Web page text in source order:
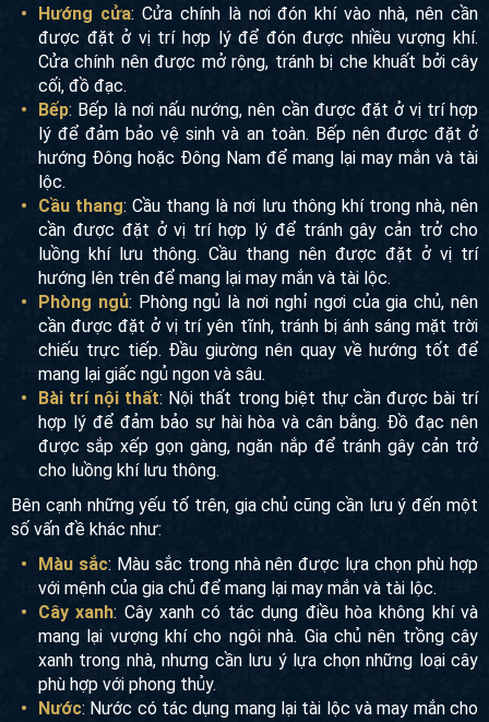
Hướng nhà : Hướng nhà tốt sẽ mang lại nhiều may mắn
và tài lộc cho gia chủ. Gia chủ nên lựa chọn hướng nhà
theo tuổi của mình hoặc theo mệnh của gia đình.
Hướng cửa
được đặt ở vị trí hợp lý để đón được nhiều vượng khí.
Cửa chính nên được mở rộng, tránh bị che khuất bởi
cây cối, đồ đạc.
Bếp
hợp lý để đảm bảo vệ sinh và an toàn. Bếp nên được đặt
ở hướng Đông hoặc Đông Nam để mang lại may mắn
và tài lộc.
Cầu thang: Cầu thang là nơi lưu thông khí trong nhà,
nên cần được đặt ở vị trí hợp lý để tránh gây cản trở cho
luồng khí lưu thông. Cầu thang nên được đặt ở vị trí
hướng lên trên để mang lại may mắn và tài lộc.
Phòng ngủ: Phòng ngủ là nơi nghỉ ngơi của gia chủ,
nên cần được đặt ở vị trí yên tĩnh, tránh bị ánh sáng mặt
trời chiếu trực tiếp. Đầu giường nên quay về hướng tốt
để mang lại giấc ngủ ngon và sâu.
Bài trí nội thất: Nội thất trong biệt thự cần được bài trí
hợp lý để đảm bảo sự hài hòa và cân bằng. Đồ đạc nên
được sắp xếp gọn gàng, ngăn nắp để tránh gây cản trở
Bên cạnh những yếu tố trên, gia chủ cũng cần lưu ý đến một
số vấn đề khác như:
Màu sắc : Màu sắc trong nhà nên được lựa chọn phù
hợp với mệnh của gia chủ để mang lại may mắn và tài
lộc.
Cây xanh: Cây xanh có tác dụng điều hòa không khí và